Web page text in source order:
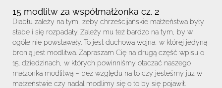
15 modlitw za współmałżonka cz. 2
Diabłu zależy na tym, żeby chrześcijańskie małżeństwa były
słabe i się rozpadały. Zależy mu też bardzo na tym, by w
ogóle nie powstawały. To jest duchowa wojna, w której jedyną
bronią jest modlitwa. Zapraszam Cię na drugą część wpisu o
15. dziedzinach, w których powinniśmy otaczać naszego
małżonka modlitwą – bez względu na to czy jesteśmy już w
małżeństwie czy nadal modlimy się o to by się pojawił.